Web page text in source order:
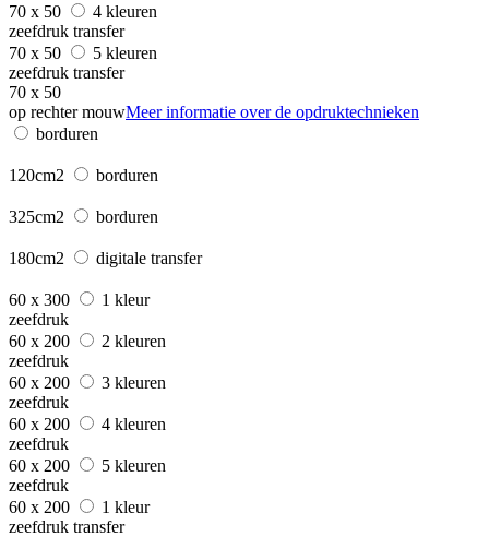
70 x 50
4 kleuren
zeefdruk transfer
70 x 50
5 kleuren
zeefdruk transfer
70 x 50
op rechter mouwMeer informatie over de opdruktechnieken
borduren
120cm2 borduren
325cm2 borduren
180cm2 digitale transfer
60 x 300
1 kleur
zeefdruk
60 x 200
2 kleuren
zeefdruk
60 x 200
3 kleuren
zeefdruk
60 x 200
4 kleuren
zeefdruk
60 x 200
5 kleuren
zeefdruk
60 x 200
1 kleur
zeefdruk transfer